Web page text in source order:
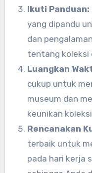
Ikuti Panduan:
yang dipandu
dan
tentang koleksi
Luangkan
cukup untuk
museum dan
keunikan
Rencanakan
terbaik untuk
pada hari kerja